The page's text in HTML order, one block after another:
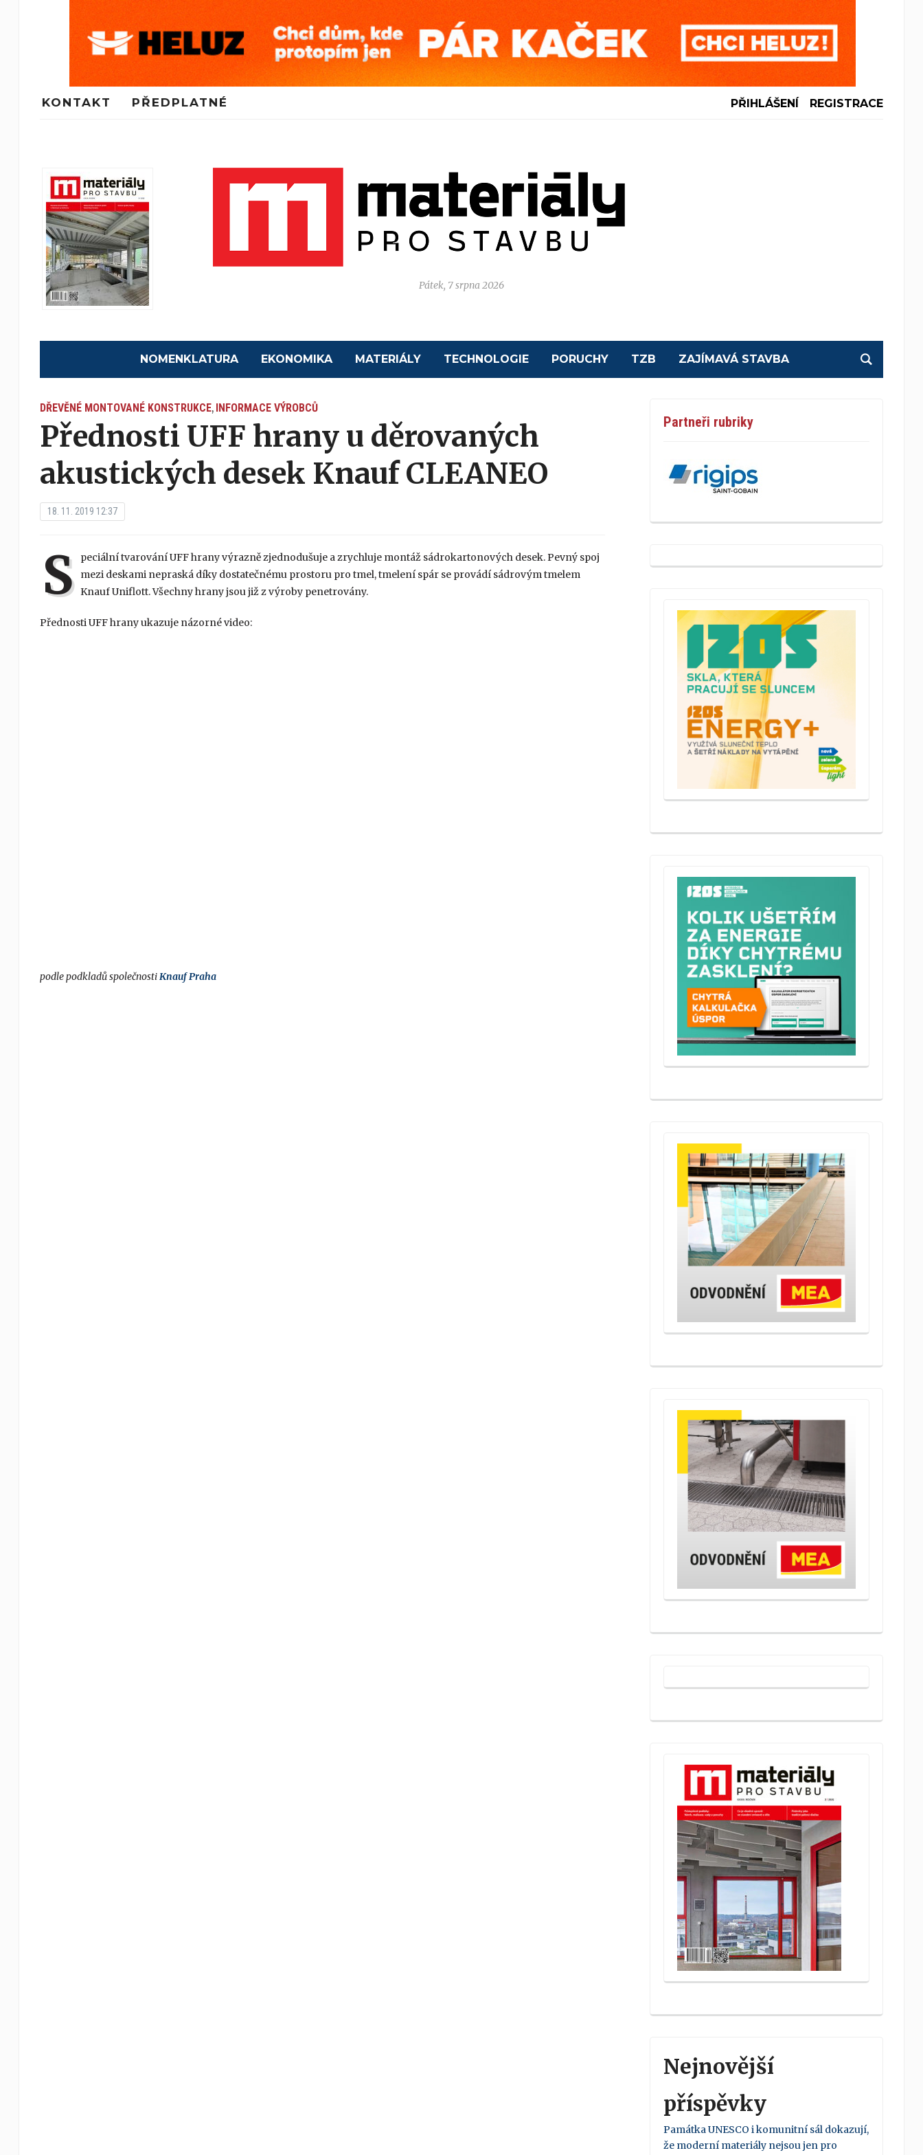
KONTAKT PŘEDPLATNÉ PŘIHLÁŠENÍ REGISTRACE
Pátek, 7 srpna 2026
NOMENKLATURA EKONOMIKA MATERIÁLY TECHNOLOGIE PORUCHY TZB ZAJÍMAVÁ STAVBA
DŘEVĚNÉ MONTOVANÉ KONSTRUKCE, INFORMACE VÝROBCŮ
Přednosti UFF hrany u děrovaných
akustických desek Knauf CLEANEO
18. 11. 2019 12:37
S
peciální tvarování UFF hrany výrazně zjednodušuje a zrychluje montáž sádrokartonových desek. Pevný spoj
mezi deskami nepraská díky dostatečnému prostoru pro tmel, tmelení spár se provádí sádrovým tmelem
Knauf Uniflott. Všechny hrany jsou již z výroby penetrovány.
Přednosti UFF hrany ukazuje názorné video:
podle podkladů společnostiKnauf Praha
Partneři rubriky
Nejnovější
příspěvky
Památka UNESCO i komunitní sál dokazují,
že moderní materiály nejsou jen pro